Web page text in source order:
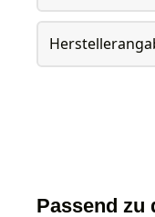
Passend zu